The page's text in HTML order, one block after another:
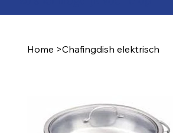
Home >Chafingdish elektrisch